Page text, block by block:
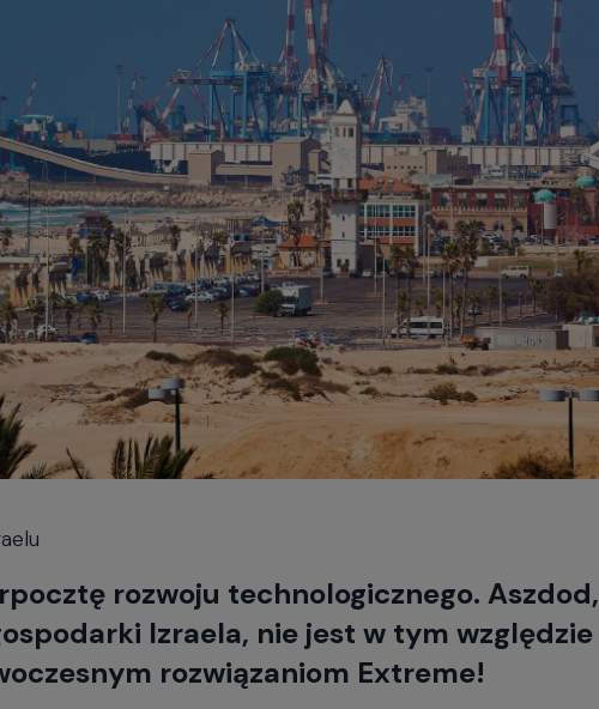
rozwoju technologicznego. Aszdod,
Izraela, nie jest w tym względzie
rozwiązaniom Extreme!